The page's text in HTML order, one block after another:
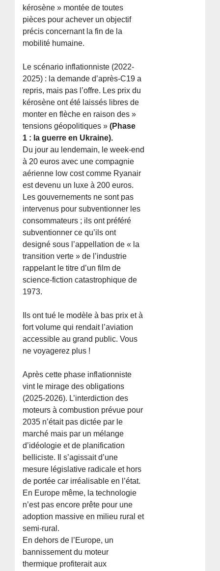
kérosène » montée de toutes
pièces pour achever un objectif
précis concernant la fin de la
mobilité humaine.
Le scénario inflationniste (2022-
2025) : la demande d’après-C19 a
repris, mais pas l’offre. Les prix du
kérosène ont été laissés libres de
monter en flèche en raison des »
tensions géopolitiques »(Phase
1 : la guerre en Ukraine).
Du jour au lendemain, le week-end
à 20 euros avec une compagnie
aérienne low cost comme Ryanair
est devenu un luxe à 200 euros.
Les gouvernements ne sont pas
intervenus pour subventionner les
consommateurs ; ils ont préféré
subventionner ce qu’ils ont
designé sous l’appellation de « la
transition verte » de l’industrie
rappelant le titre d’un film de
science-fiction catastrophique de
1973.
Ils ont tué le modèle à bas prix et à
fort volume qui rendait l’aviation
accessible au grand public. Vous
ne voyagerez plus !
Après cette phase inflationniste
vint le mirage des obligations
(2025-2026). L’interdiction des
moteurs à combustion prévue pour
2035 n’était pas dictée par le
marché mais par un mélange
d’idéologie et de planification
belliciste. Il s’agissait d’une
mesure législative radicale et hors
de portée car irréalisable en l’état.
En Europe même, la technologie
n’est pas encore prête pour une
adoption massive en milieu rural et
semi-rural.
En dehors de l’Europe, un
bannissement du moteur
thermique profiterait aux